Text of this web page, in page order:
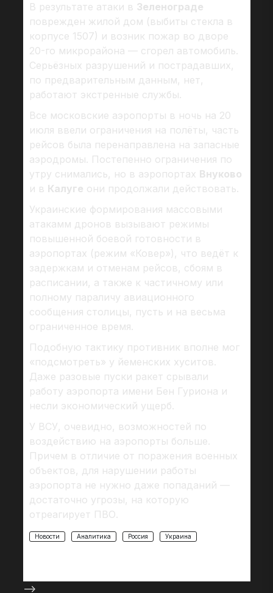
В результате атаки в Зеленограде
поврежден жилой дом (выбиты стекла в
корпусе 1507) и возник пожар во дворе
20-го микрорайона — сгорел автомобиль.
Серьёзных разрушений и пострадавших,
по предварительным данным, нет,
работают экстренные службы.
Все московские аэропорты в ночь на 20
июля ввели ограничения на полёты, часть
рейсов была перенаправлена на запасные
аэродромы. Постепенно ограничения по
утру снимались, но в аэропортах Внуково
и в Калуге они продолжали действовать.
Украинские формирования массовыми
атакамм дронов вызывают режимы
повышенной боевой готовности в
аэропортах (режим «Ковер»), что ведёт к
задержкам и отменам рейсов, сбоям в
расписании, а также к частичному или
полному параличу авиационного
сообщения столицы, пусть и на весьма
ограниченное время.
Подобную тактику противник вполне мог
«подсмотреть» у йеменских хуситов.
Даже разовые пуски ракет срывали
работу аэропорта имени Бен Гуриона и
несли экономический ущерб.
У ВСУ, очевидно, возможностей по
воздействию на аэропорты больше.
Причем в отличие от поражения военных
объектов, для нарушении работы
аэропорта не нужно даже попаданий —
достаточно угрозы, на которую
отреагирует ПВО.
Новости Аналитика Россия Украина
-->